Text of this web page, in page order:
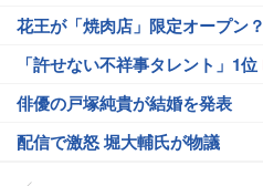
花王が「焼肉店」限定オープン？
「許せない不祥事タレント」1位
俳優の戸塚純貴が結婚を発表
配信で激怒 堀大輔氏が物議